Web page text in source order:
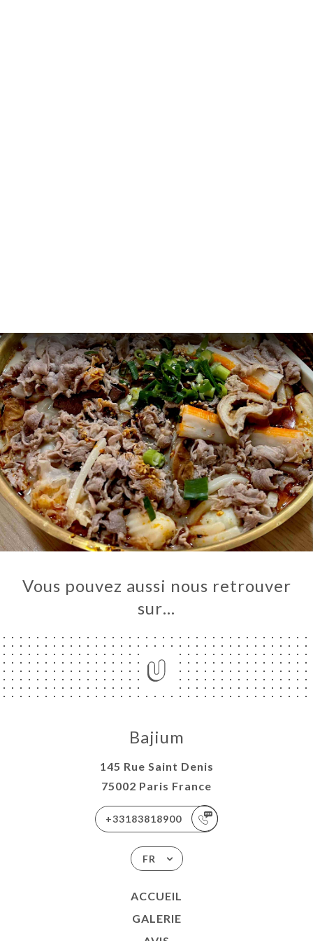
Vous pouvez aussi nous retrouver
sur…
Bajium
145 Rue Saint Denis
75002 Paris France
+33183818900
FR
ACCUEIL
GALERIE